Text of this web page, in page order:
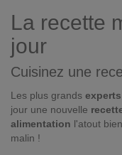
La recette
jour
Cuisinez une
Les plus grands
jour une nouvelle
alimentation l'atout
malin !